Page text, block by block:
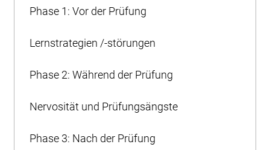
Phase 1: Vor der Prüfung
Lernstrategien /-störungen
Phase 2: Während der Prüfung
Nervosität und Prüfungsängste
Phase 3: Nach der Prüfung